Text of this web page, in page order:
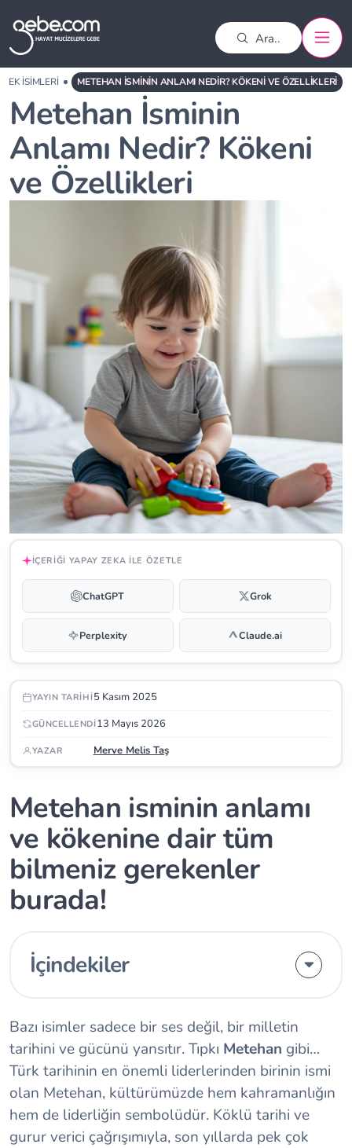
İSIMLERI METEHAN İSMININ ANLAMI NEDIR? KÖKENI VE ÖZELLIKLERI
Metehan İsminin
Anlamı Nedir? Kökeni
ve Özellikleri
İÇERIĞI YAPAY ZEKA ILE ÖZETLE
ChatGPT Grok
Perplexity Claude.ai
YAYIN TARIHI5 Kasım 2025
GÜNCELLENDI13 Mayıs 2026
YAZAR Merve Melis Taş
Metehan isminin anlamı
ve kökenine dair tüm
bilmeniz gerekenler
burada!
İçindekiler
Bazı isimler sadece bir ses değil, bir milletin
tarihini ve gücünü yansıtır. Tıpkı Metehan gibi…
Türk tarihinin en önemli liderlerinden birinin ismi
olan Metehan, kültürümüzde hem kahramanlığın
hem de liderliğin sembolüdür. Köklü tarihi ve
gurur verici çağrışımıyla, son yıllarda pek çok